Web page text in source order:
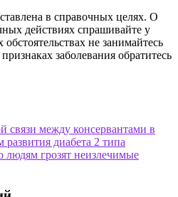
в справочных целях. О
действиях спрашивайте у
не занимайтесь
заболевания обратитесь
связи между консервантами в
развития диабета 2 типа
грозят неизлечимые